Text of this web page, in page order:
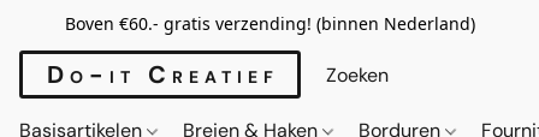
Boven €60.- gratis verzending! (binnen Nederland)
Do-it Creatief
Basisartikelen Breien & Haken Borduren